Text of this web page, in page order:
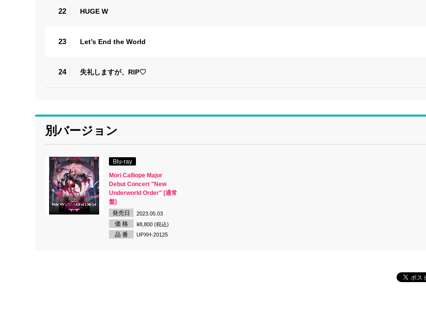
22 HUGE W
23 Let’s End the World
24 失礼しますが、RIP♡
別バージョン
Blu-ray
Mori Calliope Major
Debut Concert "New
Underworld Order" [通常
盤]
発売日
2023.05.03
価 格 ¥8,800 (税込)
品 番 UPXH-20125